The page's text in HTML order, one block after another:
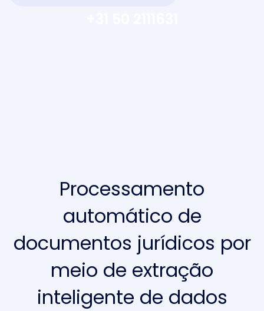
Processamento
automático de
documentos jurídicos por
meio de extração
inteligente de dados